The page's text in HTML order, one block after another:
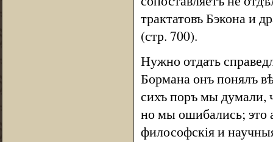
трактатовъ Бэкона и
(стр. 700).
Нужно отдать
Бормана онъ понялъ
сихъ поръ мы думали,
но мы ошибались; это
философскія и